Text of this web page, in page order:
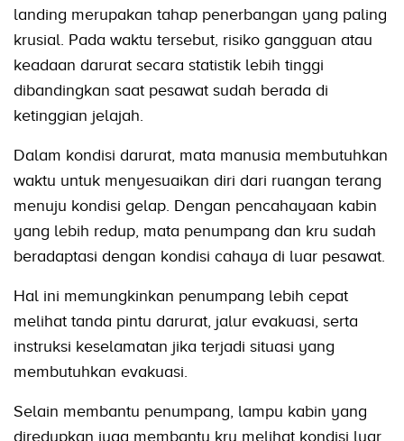
landing merupakan tahap penerbangan yang paling
krusial. Pada waktu tersebut, risiko gangguan atau
keadaan darurat secara statistik lebih tinggi
dibandingkan saat pesawat sudah berada di
ketinggian jelajah.
Dalam kondisi darurat, mata manusia membutuhkan
waktu untuk menyesuaikan diri dari ruangan terang
menuju kondisi gelap. Dengan pencahayaan kabin
yang lebih redup, mata penumpang dan kru sudah
beradaptasi dengan kondisi cahaya di luar pesawat.
Hal ini memungkinkan penumpang lebih cepat
melihat tanda pintu darurat, jalur evakuasi, serta
instruksi keselamatan jika terjadi situasi yang
membutuhkan evakuasi.
Selain membantu penumpang, lampu kabin yang
diredupkan juga membantu kru melihat kondisi luar